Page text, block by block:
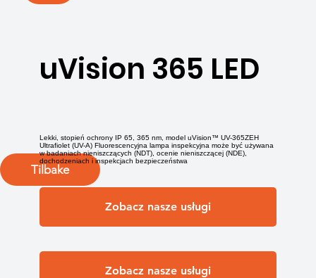
Tilbake
uVision 365 LED
Lekki, stopień ochrony IP 65, 365 nm, model uVision™ UV-365ZEH
Ultrafiolet (UV-A) Fluorescencyjna lampa inspekcyjna może być używana
w badaniach nieniszczących (NDT), ocenie nieniszczącej (NDE),
dochodzeniach i inspekcjach bezpieczeństwa
Zobacz nasze usługi
Zobacz nasze usługi